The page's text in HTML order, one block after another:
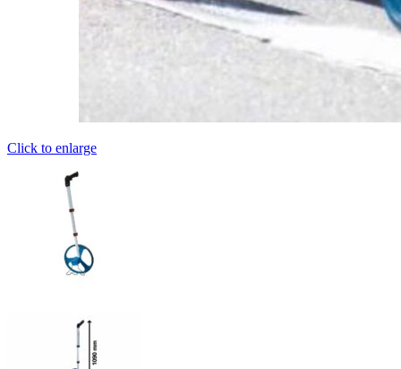
Click to enlarge